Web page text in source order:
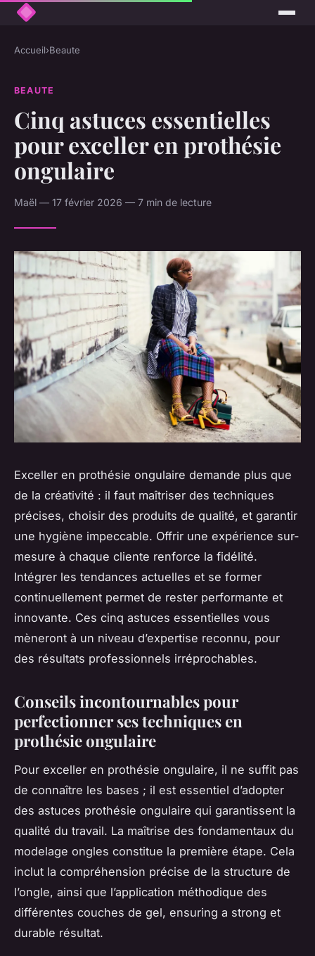
Accueil›Beaute
BEAUTE
Cinq astuces essentielles
pour exceller en prothésie
ongulaire
Maël — 17 février 2026 — 7 min de lecture
Exceller en prothésie ongulaire demande plus que
de la créativité : il faut maîtriser des techniques
précises, choisir des produits de qualité, et garantir
une hygiène impeccable. Offrir une expérience sur-
mesure à chaque cliente renforce la fidélité.
Intégrer les tendances actuelles et se former
continuellement permet de rester performante et
innovante. Ces cinq astuces essentielles vous
mèneront à un niveau d’expertise reconnu, pour
des résultats professionnels irréprochables.
Conseils incontournables pour
perfectionner ses techniques en
prothésie ongulaire
Pour exceller en prothésie ongulaire, il ne suffit pas
de connaître les bases ; il est essentiel d’adopter
des astuces prothésie ongulaire qui garantissent la
qualité du travail. La maîtrise des fondamentaux du
modelage ongles constitue la première étape. Cela
inclut la compréhension précise de la structure de
l’ongle, ainsi que l’application méthodique des
différentes couches de gel, ensuring a strong et
durable résultat.